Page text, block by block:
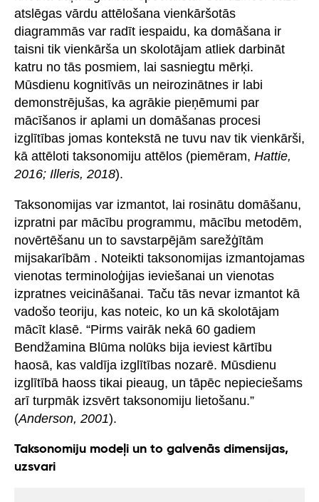
atslēgas vārdu attēlošana vienkāršotās
diagrammās var radīt iespaidu, ka domāšana ir
taisni tik vienkārša un skolotājam atliek darbināt
katru no tās posmiem, lai sasniegtu mērķi.
Mūsdienu kognitīvās un neirozinātnes ir labi
demonstrējušas, ka agrākie pieņēmumi par
mācīšanos ir aplami un domāšanas procesi
izglītības jomas kontekstā ne tuvu nav tik vienkārši,
kā attēloti taksonomiju attēlos (piemēram, Hattie,
2016; Illeris, 2018).
Taksonomijas var izmantot, lai rosinātu domāšanu,
izpratni par mācību programmu, mācību metodēm,
novērtēšanu un to savstarpējām sarežģītām
mijsakarībām . Noteikti taksonomijas izmantojamas
vienotas terminoloģijas ieviešanai un vienotas
izpratnes veicināšanai. Taču tās nevar izmantot kā
vadošo teoriju, kas noteic, ko un kā skolotājam
mācīt klasē. “Pirms vairāk nekā 60 gadiem
Bendžamina Blūma nolūks bija ieviest kārtību
haosā, kas valdīja izglītības nozarē. Mūsdienu
izglītībā haoss tikai pieaug, un tāpēc nepieciešams
arī turpmāk izsvērt taksonomiju lietošanu.”
(Anderson, 2001).
Taksonomiju modeļi un to galvenās dimensijas,
uzsvari